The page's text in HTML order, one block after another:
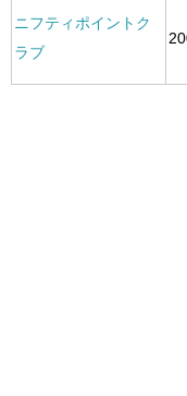
ニフティポイントク
ラブ